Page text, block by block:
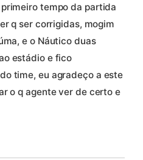
tempo da partida
q ser corrigidas, mogim
e o Náutico duas
estádio e fico
time, eu agradeço a este
o q agente ver de certo e